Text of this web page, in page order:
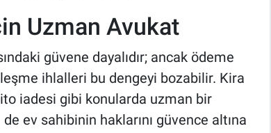
Uzman Avukat
güvene dayalıdır; ancak ödeme
ihlalleri bu dengeyi bozabilir. Kira
iadesi gibi konularda uzman bir
ev sahibinin haklarını güvence altına